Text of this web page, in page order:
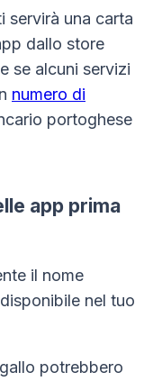
servirà una carta
dallo store
se alcuni servizi
numero di
portoghese
app prima
il nome
nel tuo
potrebbero